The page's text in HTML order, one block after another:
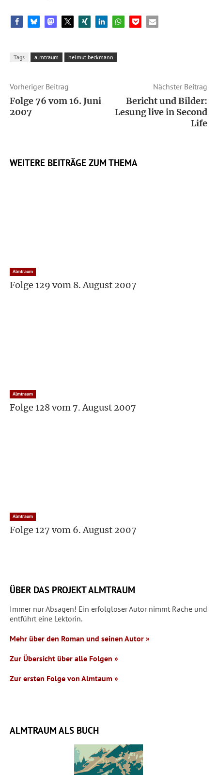
Tags almtraum helmut beckmann
Vorheriger Beitrag
Folge 76 vom 16. Juni
2007
Nächster Beitrag
Bericht und Bilder:
Lesung live in Second
Life
WEITERE BEITRÄGE ZUM THEMA
Almtraum
Folge 129 vom 8. August 2007
Almtraum
Folge 128 vom 7. August 2007
Almtraum
Folge 127 vom 6. August 2007
ÜBER DAS PROJEKT ALMTRAUM
Immer nur Absagen! Ein erfolgloser Autor nimmt Rache und
entführt eine Lektorin.
Mehr über den Roman und seinen Autor »
Zur Übersicht über alle Folgen »
Zur ersten Folge von Almtaum »
ALMTRAUM ALS BUCH